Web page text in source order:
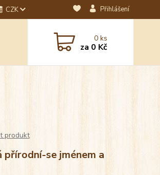
CZK Přihlášení
0ks
za 0 Kč
produkt
se jménem a